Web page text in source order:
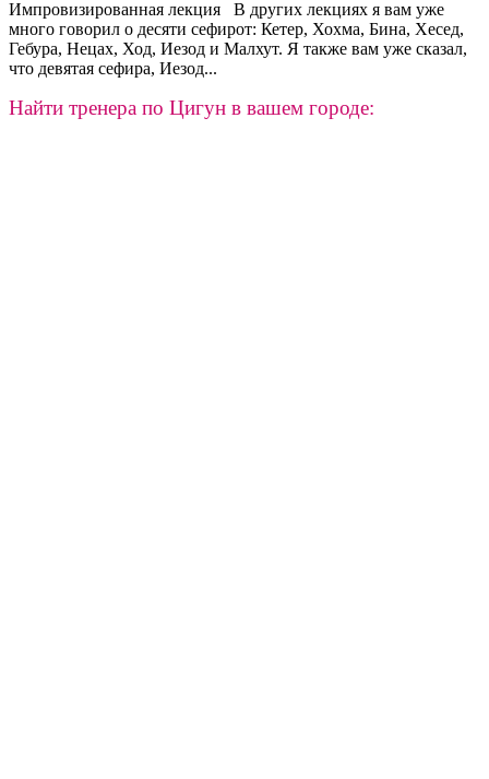
Импровизированная лекция В других лекциях я вам уже
много говорил о десяти сефирот: Кетер, Хохма, Бина, Хесед,
Гебура, Нецах, Ход, Иезод и Малхут. Я также вам уже сказал,
что девятая сефира, Иезод...
Найти тренера по Цигун в вашем городе: